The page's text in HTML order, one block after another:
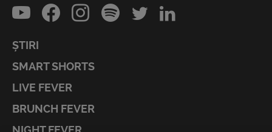
ȘTIRI
SMART SHORTS
LIVE FEVER
BRUNCH FEVER